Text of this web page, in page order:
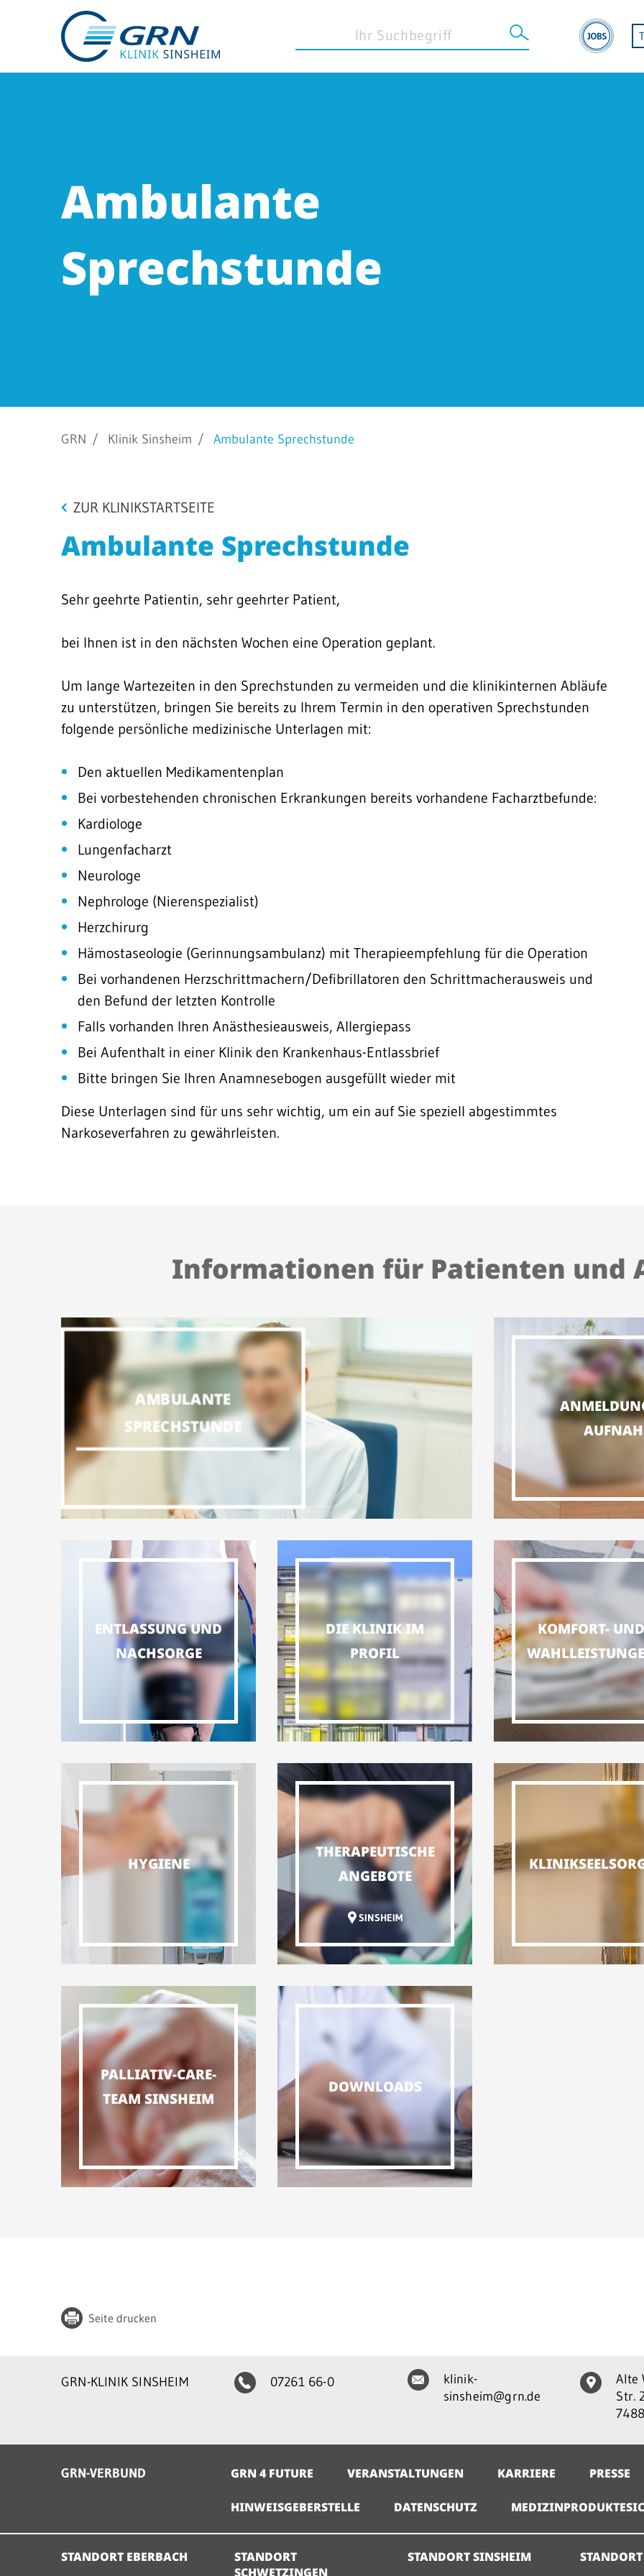
Medizinische Fachzentren
Medizinische Themenseiten
Veranstaltungen
Patientenportal
Schwetzingen
Weinheim
Ambulante
Sprechstunde
GRN Klinik Sinsheim Ambulante Sprechstunde
ZUR KLINIKSTARTSEITE
Ambulante Sprechstunde
Sehr geehrte Patientin, sehr geehrter Patient,
bei Ihnen ist in den nächsten Wochen eine Operation geplant.
Um lange Wartezeiten in den Sprechstunden zu vermeiden und die klinikinternen Abläufe
zu unterstützen, bringen Sie bereits zu Ihrem Termin in den operativen Sprechstunden
folgende persönliche medizinische Unterlagen mit:
Den aktuellen Medikamentenplan
Bei vorbestehenden chronischen Erkrankungen bereits vorhandene Facharztbefunde:
Kardiologe
Lungenfacharzt
Neurologe
Nephrologe (Nierenspezialist)
Herzchirurg
Hämostaseologie (Gerinnungsambulanz) mit Therapieempfehlung für die Operation
Bei vorhandenen Herzschrittmachern/Defibrillatoren den Schrittmacherausweis und
den Befund der letzten Kontrolle
Falls vorhanden Ihren Anästhesieausweis, Allergiepass
Bei Aufenthalt in einer Klinik den Krankenhaus-Entlassbrief
Bitte bringen Sie Ihren Anamnesebogen ausgefüllt wieder mit
Diese Unterlagen sind für uns sehr wichtig, um ein auf Sie speziell abgestimmtes
Narkoseverfahren zu gewährleisten.
Informationen für Patienten und
AMBULANTE
SPRECHSTUNDE
ENTLASSUNG UND
NACHSORGE
DIE KLINIK IM
PROFIL
KOMFORT- UND
HYGIENE
THERAPEUTISCHE
ANGEBOTE
SINSHEIM
PALLIATIV-CARE-
TEAM SINSHEIM
DOWNLOADS
Seite drucken
GRN-KLINIK SINSHEIM 07261 66-0
klinik-
sinsheim@grn.de
Alte
Str.
GRN-VERBUND GRN 4 FUTURE VERANSTALTUNGEN KARRIERE PRESSE
HINWEISGEBERSTELLE DATENSCHUTZ
STANDORT EBERBACH
STANDORT
SCHWETZINGEN
STANDORT SINSHEIM